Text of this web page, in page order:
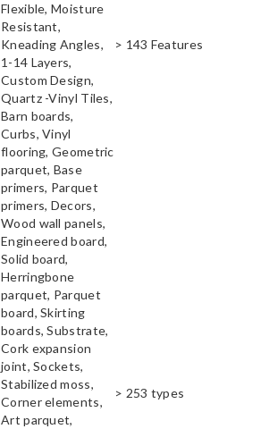
Flexible, Moisture
Resistant,
Kneading Angles,
1-14 Layers,
Custom Design,
> 143 Features
Quartz -Vinyl Tiles,
Barn boards,
Curbs, Vinyl
flooring, Geometric
parquet, Base
primers, Parquet
primers, Decors,
Wood wall panels,
Engineered board,
Solid board,
Herringbone
parquet, Parquet
board, Skirting
boards, Substrate,
Cork expansion
joint, Sockets,
Stabilized moss,
Corner elements,
Art parquet,
> 253 types